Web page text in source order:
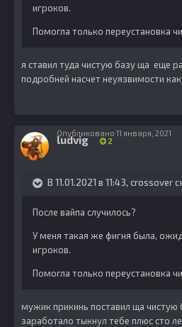
игроков.
Помогла только переустановка
я ставил туда чистую базу ща еще
подробней насчет неуязвимости
ludvig 2
Опубликовано 11 января, 2021
В 11.01.2021 в 11:43, crossover
После вайпа случилось?
У меня такая же фигня была,
игроков.
Помогла только переустановка
мужик прикинь поставил ща чистую
заработало тыкнул тебе плюс сто